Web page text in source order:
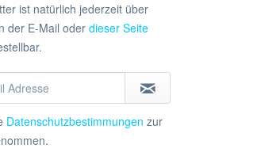
ist natürlich jederzeit über
der E-Mail oderdieser Seite
Datenschutzbestimmungen zur